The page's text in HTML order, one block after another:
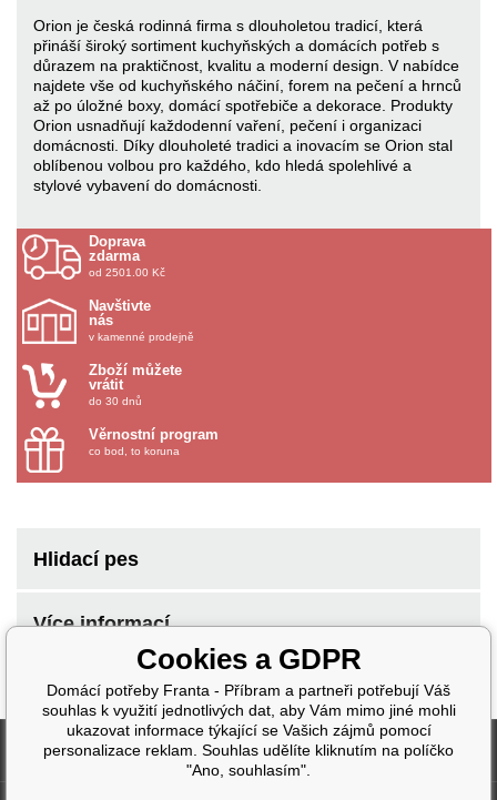
Orion je česká rodinná firma s dlouholetou tradicí, která
přináší široký sortiment kuchyňských a domácích potřeb s
důrazem na praktičnost, kvalitu a moderní design. V nabídce
najdete vše od kuchyňského náčiní, forem na pečení a hrnců
až po úložné boxy, domácí spotřebiče a dekorace. Produkty
Orion usnadňují každodenní vaření, pečení i organizaci
domácnosti. Díky dlouholeté tradici a inovacím se Orion stal
oblíbenou volbou pro každého, kdo hledá spolehlivé a
stylové vybavení do domácnosti.
Doprava
zdarma
od 2501.00 Kč
Navštivte
nás
v kamenné prodejně
Zboží můžete
vrátit
do 30 dnů
Věrnostní program
co bod, to koruna
Hlidací pes
Více informací
Fakturační údaje
Cookies a GDPR
Domácí potřeby Franta - Příbram a partneři potřebují Váš
souhlas k využití jednotlivých dat, aby Vám mimo jiné mohli
ukazovat informace týkající se Vašich zájmů pomocí
personalizace reklam. Souhlas udělíte kliknutím na políčko
"Ano, souhlasím".